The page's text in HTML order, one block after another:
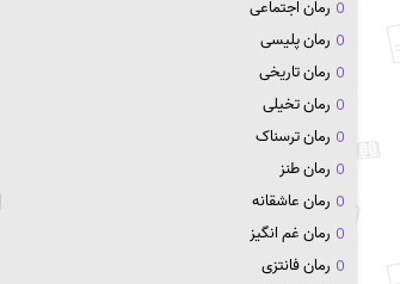
رمان اجتماعی
رمان پلیسی
رمان تاریخی
رمان تخیلی
رمان ترسناک
رمان طنز
رمان عاشقانه
رمان غم انگیز
رمان فانتزی